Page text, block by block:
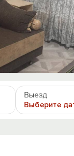
Выезд
Выберите